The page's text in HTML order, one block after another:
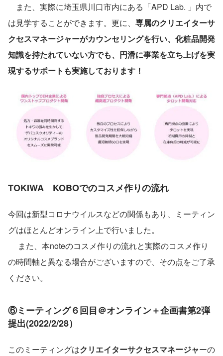
また、実際に埼玉県川口市内にある「APD Lab. 」内で
は見学することができます。更に、 専属のクリエイターサ
クセスマネージャーがカウンセリングを行い、化粧品開発
知識を持たれていない方でも、円滑に事業を立ち上げを実
現するサポートも実施しております！
TOKIWA　KOBOでのコスメ作りの流れ
今回は新型コロナウイルスなどの関係もあり、ミーティン
グはほとんどオンライン上で行いました。
また、本noteのコスメ作りの流れと実際のコスメ作り
の時間軸と異なる場合がございますので、その点をご了承
ください。
⑥ミーティング６回目＠オンライン＋企画書第2弾
提出(2022/2/28）
このミーティングはクリエイターサクセスマネージャーの